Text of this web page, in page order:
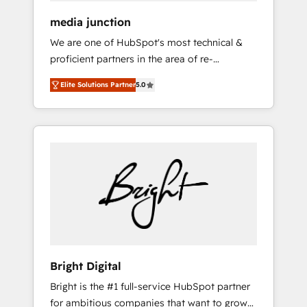
media junction
We are one of HubSpot's most technical &
proficient partners in the area of re-
platforming, website design & development.
We specialize in multi-hub implementations
for mid-market & enterprise companies. We
are woman-owned, powered by coffee, and
Impact Award 🏆2022 Technical Expertise
Impact Award 🏆2022 Platform Migration
Excellence Impact Award 🏆2020 Elite
Solutions Partner 🏆2019 Integrations
Website Design HubSpot Impact Award 🏆
2017 Website Design HubSpot Impact Award
Elite Solutions Partner5.0
Bright Digital
Bright is the #1 full-service HubSpot partner
for ambitious companies that want to grow